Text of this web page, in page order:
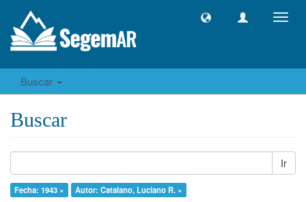
Buscar
Buscar
Ir
Fecha: 1943 × Autor: Catalano, Luciano R. ×